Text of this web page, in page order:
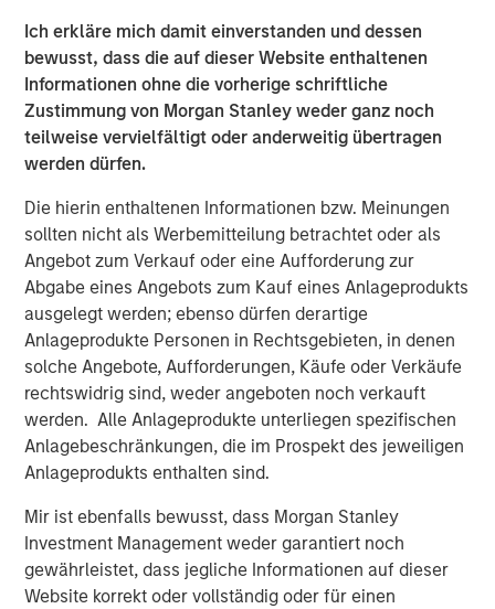
Ich erkläre mich damit einverstanden und dessen
bewusst, dass die auf dieser Website enthaltenen
Informationen ohne die vorherige schriftliche
Zustimmung von Morgan Stanley weder ganz noch
teilweise vervielfältigt oder anderweitig übertragen
werden dürfen.
Die hierin enthaltenen Informationen bzw. Meinungen
sollten nicht als Werbemitteilung betrachtet oder als
Angebot zum Verkauf oder eine Aufforderung zur
Abgabe eines Angebots zum Kauf eines Anlageprodukts
ausgelegt werden; ebenso dürfen derartige
Anlageprodukte Personen in Rechtsgebieten, in denen
solche Angebote, Aufforderungen, Käufe oder Verkäufe
rechtswidrig sind, weder angeboten noch verkauft
werden. Alle Anlageprodukte unterliegen spezifischen
Anlagebeschränkungen, die im Prospekt des jeweiligen
Anlageprodukts enthalten sind.
Mir ist ebenfalls bewusst, dass Morgan Stanley
Investment Management weder garantiert noch
gewährleistet, dass jegliche Informationen auf dieser
Website korrekt oder vollständig oder für einen
creation that Allstar has delivered to date.”
Pete Carlson, Chairman of Allstar, said, “Adam will be a
terrific addition to the Allstar culture and a great partner
for the team. Adam joins us at an exciting time for the
business as we continue to drive organic growth and
complementary acquisitions. We are excited to have
Adam on board to lead Allstar’s next chapter and
capitalize on the significant growth opportunities that are
ahead of us.”
About Allstar Services
Founded in 1979 and headquartered in Minneapolis, MN,
Allstar Services is a full-service provider of residential
exterior replacement, repair, maintenance, and new
installation services across trades including roofing,
please visit the Company’s
websitehttps://www.allstartoday.com/.
About Morgan Stanley Capital Partners